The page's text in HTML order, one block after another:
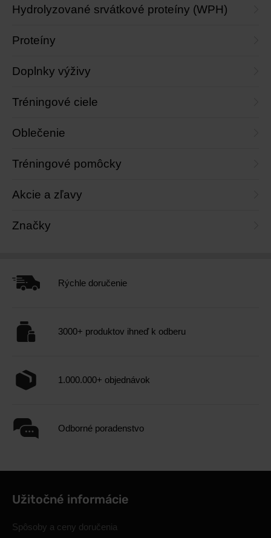
Hydrolyzované srvátkové proteíny (WPH)
Proteíny
Doplnky výživy
Tréningové ciele
Oblečenie
Tréningové pomôcky
Akcie a zľavy
Značky
Rýchle doručenie
3000+ produktov ihneď k odberu
1.000.000+ objednávok
Odborné poradenstvo
Užitočné informácie
Spôsoby a ceny doručenia